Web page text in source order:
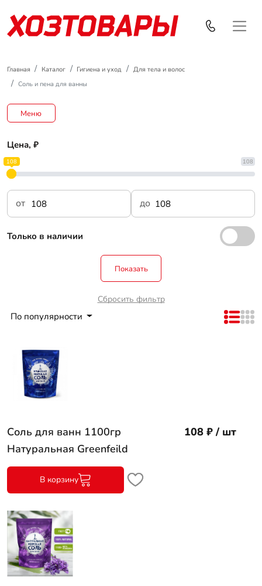
Главная Каталог Гигиена и уход
Для тела и волос
Соль и пена для ванны
Меню
Цена, ₽
108
108
от до
Только в наличии
Показать
Сбросить фильтр
По популярности
Соль для ванн 1100гр
Натуральная Greenfeild
В корзину
108 ₽ / шт